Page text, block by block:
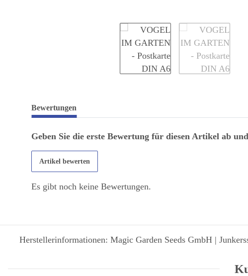
Bewertungen
Geben Sie die erste Bewertung für diesen Artikel ab
Artikel bewerten
Es gibt noch keine Bewertungen.
Herstellerinformationen: Magic Garden Seeds GmbH |